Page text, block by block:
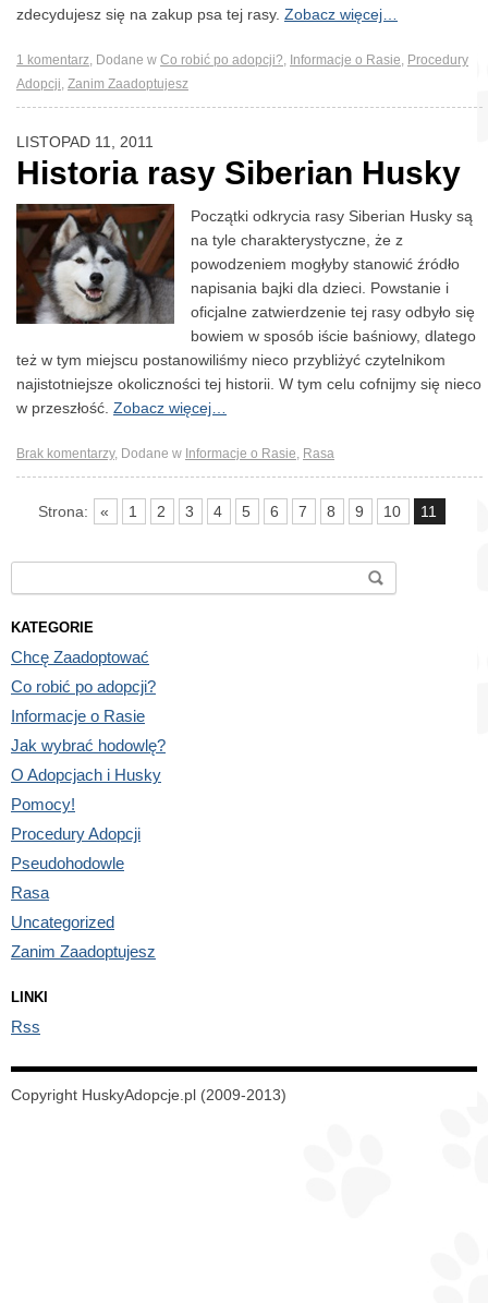
zdecydujesz się na zakup psa tej rasy. Zobacz więcej…
1 komentarz Dodane w Co robić po adopcji? Informacje o Rasie Procedury
Adopcji Zanim Zaadoptujesz
LISTOPAD 11, 2011
Historia rasy Siberian Husky
Początki odkrycia rasy Siberian Husky są
na tyle charakterystyczne, że z
powodzeniem mogłyby stanowić źródło
napisania bajki dla dzieci. Powstanie i
oficjalne zatwierdzenie tej rasy odbyło się
bowiem w sposób iście baśniowy, dlatego
też w tym miejscu postanowiliśmy nieco przybliżyć czytelnikom
najistotniejsze okoliczności tej historii. W tym celu cofnijmy się nieco
w przeszłość. Zobacz więcej…
Brak komentarzy, Dodane w Informacje o Rasie Rasa
Strona: « 1 2 3 4 5 6 7 8 9 10 11
KATEGORIE
Chcę Zaadoptować
Co robić po adopcji?
Informacje o Rasie
Jak wybrać hodowlę?
O Adopcjach i Husky
Pomocy!
Procedury Adopcji
Pseudohodowle
Rasa
Uncategorized
Zanim Zaadoptujesz
LINKI
Rss
Copyright HuskyAdopcje.pl (2009-2013)